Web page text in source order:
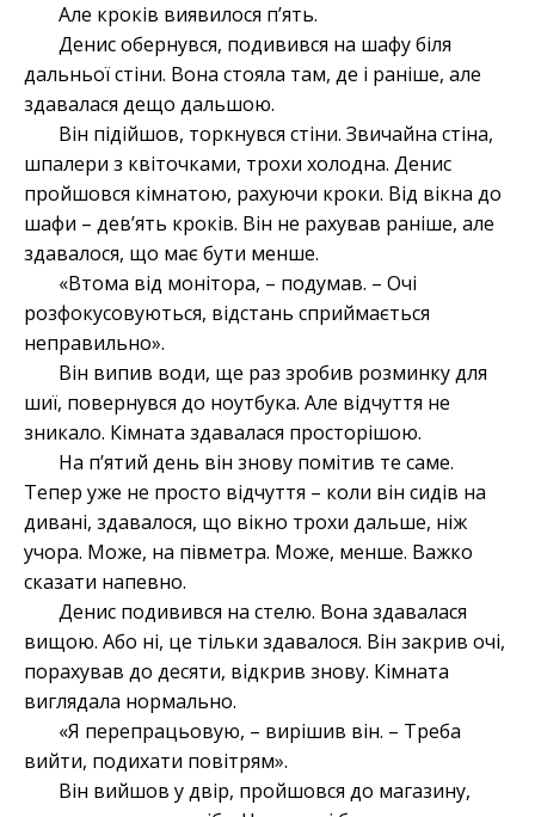
Але кроків виявилося п’ять.
Денис обернувся, подивився на шафу біля
дальньої стіни. Вона стояла там, де і раніше, але
здавалася дещо дальшою.
Він підійшов, торкнувся стіни. Звичайна стіна,
шпалери з квіточками, трохи холодна. Денис
пройшовся кімнатою, рахуючи кроки. Від вікна до
шафи – дев’ять кроків. Він не рахував раніше, але
здавалося, що має бути менше.
«Втома від монітора, – подумав. – Очі
розфокусовуються, відстань сприймається
неправильно».
Він випив води, ще раз зробив розминку для
шиї, повернувся до ноутбука. Але відчуття не
зникало. Кімната здавалася просторішою.
На п’ятий день він знову помітив те саме.
Тепер уже не просто відчуття – коли він сидів на
дивані, здавалося, що вікно трохи дальше, ніж
учора. Може, на півметра. Може, менше. Важко
сказати напевно.
Денис подивився на стелю. Вона здавалася
вищою. Або ні, це тільки здавалося. Він закрив очі,
порахував до десяти, відкрив знову. Кімната
виглядала нормально.
«Я перепрацьовую, – вирішив він. – Треба
вийти, подихати повітрям».
Він вийшов у двір, пройшовся до магазину,